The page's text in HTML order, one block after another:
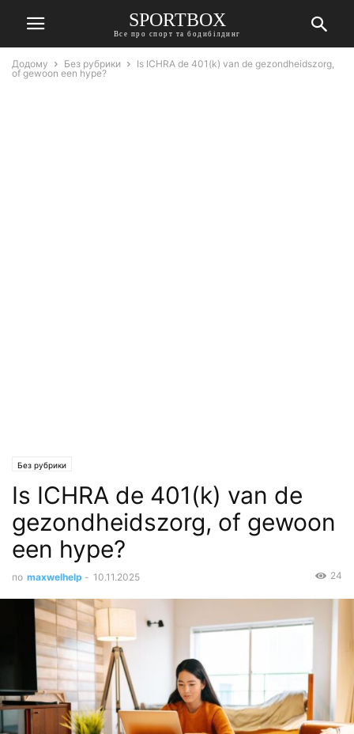
SPORTBOX
Все про спорт та бодибілдинг
Додому Без рубрики
Is ICHRA de 401(k) van de gezondheidszorg,
of gewoon een hype?
Без рубрики
Is ICHRA de 401(k) van de
gezondheidszorg, of gewoon
een hype?
по maxwelhelp - 10.11.2025 24